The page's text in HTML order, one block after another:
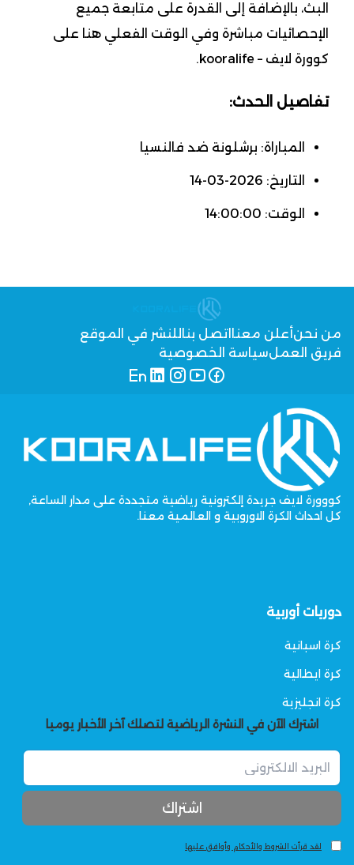
البث، بالإضافة إلى القدرة على متابعة جميع
الإحصائيات مباشرة وفي الوقت الفعلي هنا على
كوورة لايف – kooralife.
تفاصيل الحدث:
المباراة: برشلونة ضد فالنسيا
التاريخ: 2026-03-14
الوقت: 14:00:00
من نحنأعلن معنا اتصل بنا للنشر في الموقع
فريق العملسياسة الخصوصية
كووورة لايف جريدة إلكترونية رياضية متجددة على مدار الساعة,
كل احداث الكرة الاوروبية و العالمية معنا.
دوريات أوربية
كرة اسبانية
كرة ايطالية
كرة انجليزية
اشترك الآن في النشرة الرياضية لتصلك آخر الأخبار يوميا
لقد قرأت الشروط والأحكام وأوافق عليها